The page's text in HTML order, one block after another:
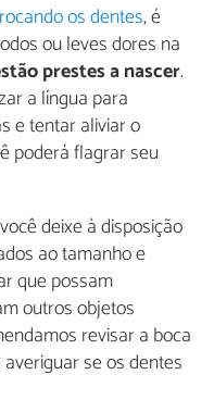
os dentes, é
ou leves dores na
prestes a nascer.
a língua para
e tentar aliviar o
poderá flagrar seu
deixe à disposição
ao tamanho e
que possam
outros objetos
revisar a boca
se os dentes